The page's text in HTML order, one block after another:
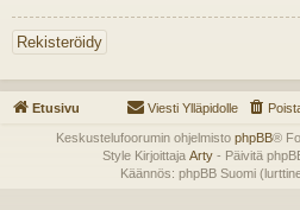
Rekisteröidy
Etusivu Viesti Ylläpidolle
Keskustelufoorumin ohjelmisto phpBB®
Style Kirjoittaja Arty- Päivitä
Käännös: phpBB Suomi